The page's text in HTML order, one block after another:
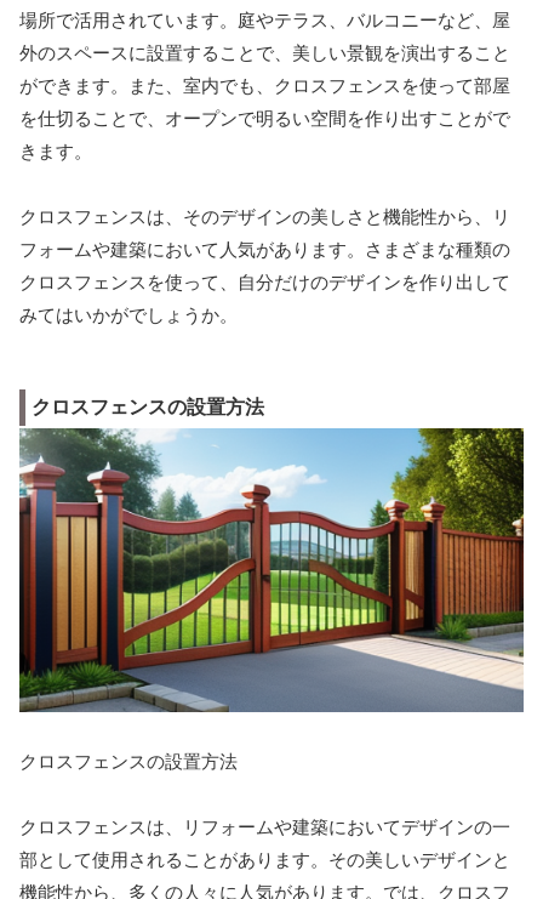
場所で活用されています。庭やテラス、バルコニーなど、屋
外のスペースに設置することで、美しい景観を演出すること
ができます。また、室内でも、クロスフェンスを使って部屋
を仕切ることで、オープンで明るい空間を作り出すことがで
きます。
クロスフェンスは、そのデザインの美しさと機能性から、リ
フォームや建築において人気があります。さまざまな種類の
クロスフェンスを使って、自分だけのデザインを作り出して
みてはいかがでしょうか。
クロスフェンスの設置方法
クロスフェンスの設置方法
クロスフェンスは、リフォームや建築においてデザインの一
部として使用されることがあります。その美しいデザインと
機能性から、多くの人々に人気があります。では、クロスフ